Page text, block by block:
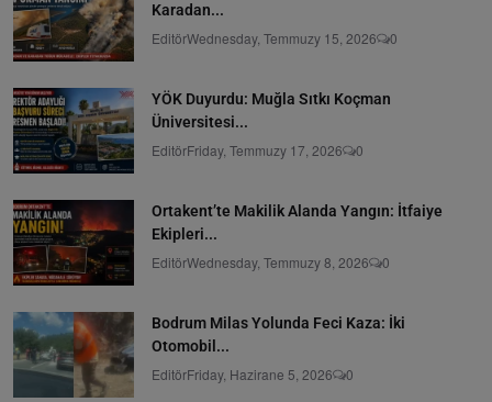
Karadan...
EditörWednesday, Temmuzy 15, 2026 0
YÖK Duyurdu: Muğla Sıtkı Koçman
Üniversitesi...
EditörFriday, Temmuzy 17, 2026 0
Ortakent’te Makilik Alanda Yangın: İtfaiye
Ekipleri...
EditörWednesday, Temmuzy 8, 2026 0
Bodrum Milas Yolunda Feci Kaza: İki
Otomobil...
EditörFriday, Hazirane 5, 2026 0